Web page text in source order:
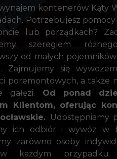
kontenerów Kąty
Potrzebujesz
lub porządkach?
szeregiem
od małych
Zajmujemy się
poremontowych, a także
gałęzi. Od ponad
Klientom, oferując
Udostępniamy
ich odbiór i wywóz w
zarówno osoby
w każdym przypadku